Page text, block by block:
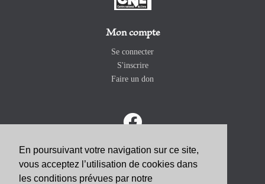
En poursuivant votre navigation sur ce site,
vous acceptez l’utilisation de cookies dans
les conditions prévues par notre
Mon compte
Se connecter
S'inscrire
Faire un don
ABONNEZ-VOUS